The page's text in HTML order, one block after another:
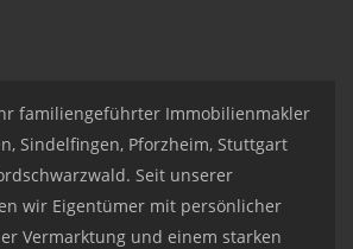
familiengeführter Immobilienmakler
Sindelfingen, Pforzheim, Stuttgart
Seit unserer
wir Eigentümer mit persönlicher
Vermarktung und einem starken